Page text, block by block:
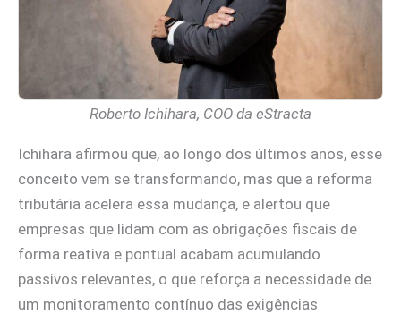
Roberto Ichihara, COO da eStracta
Ichihara afirmou que, ao longo dos últimos anos, esse
conceito vem se transformando, mas que a reforma
tributária acelera essa mudança, e alertou que
empresas que lidam com as obrigações fiscais de
forma reativa e pontual acabam acumulando
passivos relevantes, o que reforça a necessidade de
um monitoramento contínuo das exigências